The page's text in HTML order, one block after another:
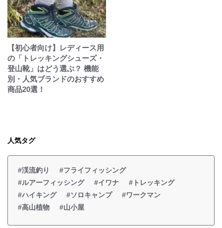
【初心者向け】レディース用
の「トレッキングシューズ・
登山靴」はどう選ぶ？ 機能
別・人気ブランドのおすすめ
商品20選！
人気タグ
#渓流釣り
#フライフィッシング
#ルアーフィッシング
#イワナ
#トレッキング
#ハイキング
#ソロキャンプ
#ワークマン
#高山植物
#山小屋